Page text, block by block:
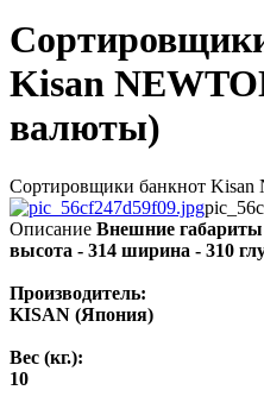
Kisan
валюты)
Сортировщики банкнот
Описание Внешние
высота - 314 ширина - 310
Производитель:
KISAN (Япония)
Вес (кг.):
10